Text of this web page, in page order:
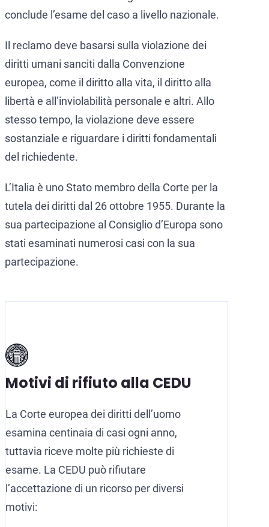
conclude l’esame del caso a livello nazionale.
Il reclamo deve basarsi sulla violazione dei
diritti umani sanciti dalla Convenzione
europea, come il diritto alla vita, il diritto alla
libertà e all’inviolabilità personale e altri. Allo
stesso tempo, la violazione deve essere
sostanziale e riguardare i diritti fondamentali
del richiedente.
L’Italia è uno Stato membro della Corte per la
tutela dei diritti dal 26 ottobre 1955. Durante la
sua partecipazione al Consiglio d’Europa sono
stati esaminati numerosi casi con la sua
partecipazione.
Motivi di rifiuto alla CEDU
La Corte europea dei diritti dell’uomo
esamina centinaia di casi ogni anno,
tuttavia riceve molte più richieste di
esame. La CEDU può rifiutare
l’accettazione di un ricorso per diversi
motivi: